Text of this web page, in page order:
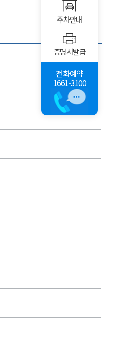
주차안내
증명서발급
전화예약
1661-3100